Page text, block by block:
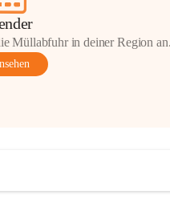
Müllabfuhr in deiner Region an.